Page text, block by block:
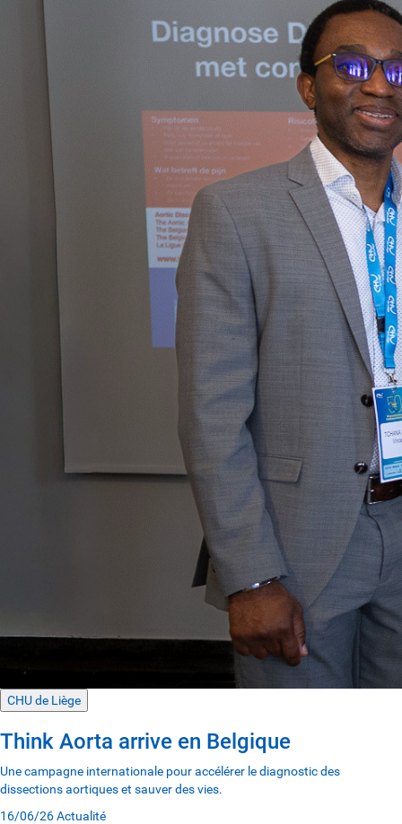
CHU de Liège
Think Aorta arrive en Belgique
Une campagne internationale pour accélérer le diagnostic des
dissections aortiques et sauver des vies.
16/06/26Actualité